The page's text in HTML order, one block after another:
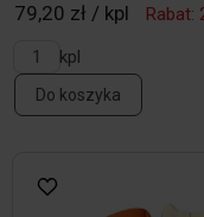
79,20 zł / kpl
Rabat:
kpl
Do koszyka